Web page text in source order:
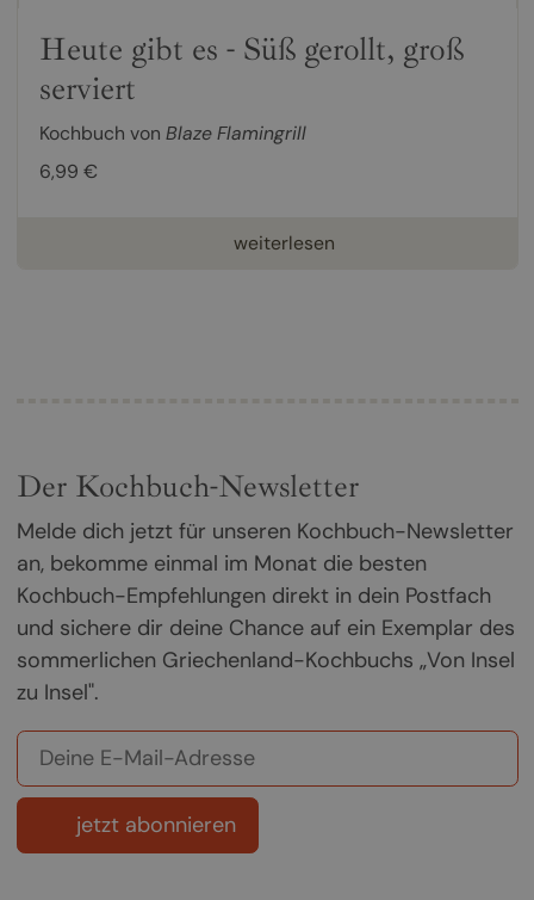
Heute gibt es - Süß gerollt, groß
serviert
Kochbuch von Blaze Flamingrill
6,99 €
weiterlesen
Der Kochbuch-Newsletter
Melde dich jetzt für unseren Kochbuch-Newsletter
an, bekomme einmal im Monat die besten
Kochbuch-Empfehlungen direkt in dein Postfach
und sichere dir deine Chance auf ein Exemplar des
sommerlichen Griechenland-Kochbuchs „Von Insel
zu Insel".
jetzt abonnieren